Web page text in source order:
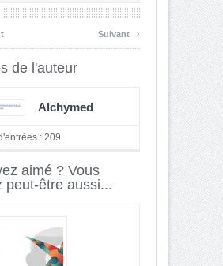
Suivant ›
de l'auteur
Alchymed
: 209
aimé ? Vous
peut-être aussi...